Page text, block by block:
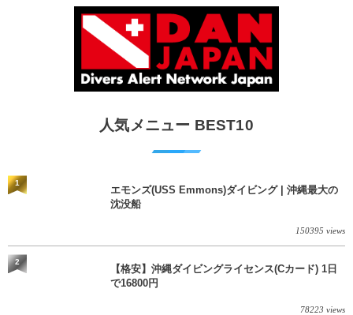
人気メニュー BEST10
エモンズ(USS Emmons)ダイビング | 沖縄最大の
沈没船
150395 views
1
【格安】沖縄ダイビングライセンス(Cカード) 1日
で16800円
78223 views
2